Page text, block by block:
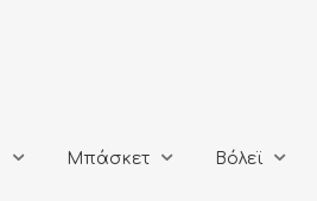
Μπάσκετ Βόλεϊ